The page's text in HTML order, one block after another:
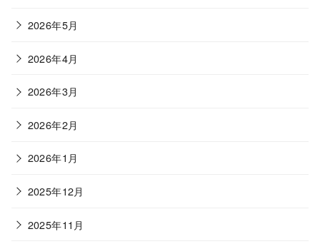
2026年5月
2026年4月
2026年3月
2026年2月
2026年1月
2025年12月
2025年11月